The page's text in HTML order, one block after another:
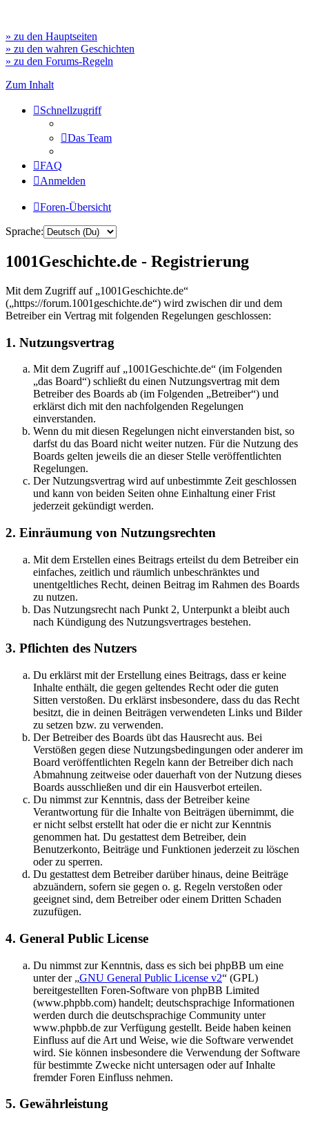
» zu den Hauptseiten
» zu den wahren Geschichten
» zu den Forums-Regeln
Zum Inhalt
Schnellzugriff
Das Team
FAQ
Anmelden
Foren-Übersicht
Sprache:
1001Geschichte.de - Registrierung
Mit dem Zugriff auf „1001Geschichte.de“
(„https://forum.1001geschichte.de“) wird zwischen dir und dem
Betreiber ein Vertrag mit folgenden Regelungen geschlossen:
1. Nutzungsvertrag
Mit dem Zugriff auf „1001Geschichte.de“ (im Folgenden
„das Board“) schließt du einen Nutzungsvertrag mit dem
Betreiber des Boards ab (im Folgenden „Betreiber“) und
erklärst dich mit den nachfolgenden Regelungen
einverstanden.
Wenn du mit diesen Regelungen nicht einverstanden bist, so
darfst du das Board nicht weiter nutzen. Für die Nutzung des
Boards gelten jeweils die an dieser Stelle veröffentlichten
Regelungen.
Der Nutzungsvertrag wird auf unbestimmte Zeit geschlossen
und kann von beiden Seiten ohne Einhaltung einer Frist
jederzeit gekündigt werden.
2. Einräumung von Nutzungsrechten
Mit dem Erstellen eines Beitrags erteilst du dem Betreiber ein
einfaches, zeitlich und räumlich unbeschränktes und
unentgeltliches Recht, deinen Beitrag im Rahmen des Boards
zu nutzen.
Das Nutzungsrecht nach Punkt 2, Unterpunkt a bleibt auch
nach Kündigung des Nutzungsvertrages bestehen.
3. Pflichten des Nutzers
Du erklärst mit der Erstellung eines Beitrags, dass er keine
Inhalte enthält, die gegen geltendes Recht oder die guten
Sitten verstoßen. Du erklärst insbesondere, dass du das Recht
besitzt, die in deinen Beiträgen verwendeten Links und Bilder
zu setzen bzw. zu verwenden.
Der Betreiber des Boards übt das Hausrecht aus. Bei
Verstößen gegen diese Nutzungsbedingungen oder anderer im
Board veröffentlichten Regeln kann der Betreiber dich nach
Abmahnung zeitweise oder dauerhaft von der Nutzung dieses
Boards ausschließen und dir ein Hausverbot erteilen.
Du nimmst zur Kenntnis, dass der Betreiber keine
Verantwortung für die Inhalte von Beiträgen übernimmt, die
er nicht selbst erstellt hat oder die er nicht zur Kenntnis
genommen hat. Du gestattest dem Betreiber, dein
Benutzerkonto, Beiträge und Funktionen jederzeit zu löschen
oder zu sperren.
Du gestattest dem Betreiber darüber hinaus, deine Beiträge
abzuändern, sofern sie gegen o. g. Regeln verstoßen oder
geeignet sind, dem Betreiber oder einem Dritten Schaden
zuzufügen.
4. General Public License
Du nimmst zur Kenntnis, dass es sich bei phpBB um eine
unter der „GNU General Public License v2“ (GPL)
bereitgestellten Foren-Software von phpBB Limited
(www.phpbb.com) handelt; deutschsprachige Informationen
werden durch die deutschsprachige Community unter
www.phpbb.de zur Verfügung gestellt. Beide haben keinen
Einfluss auf die Art und Weise, wie die Software verwendet
wird. Sie können insbesondere die Verwendung der Software
für bestimmte Zwecke nicht untersagen oder auf Inhalte
fremder Foren Einfluss nehmen.
5. Gewährleistung